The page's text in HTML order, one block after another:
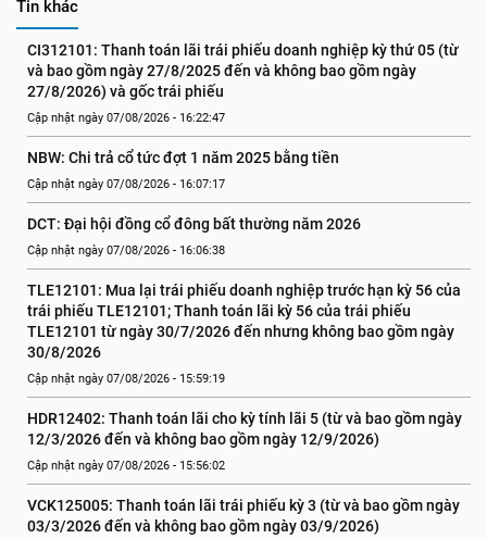
Tin khác
CI312101: Thanh toán lãi trái phiếu doanh nghiệp kỳ thứ 05 (từ
và bao gồm ngày 27/8/2025 đến và không bao gồm ngày
27/8/2026) và gốc trái phiếu
Cập nhật ngày 07/08/2026 - 16:22:47
NBW: Chi trả cổ tức đợt 1 năm 2025 bằng tiền
Cập nhật ngày 07/08/2026 - 16:07:17
DCT: Đại hội đồng cổ đông bất thường năm 2026
Cập nhật ngày 07/08/2026 - 16:06:38
TLE12101: Mua lại trái phiếu doanh nghiệp trước hạn kỳ 56 của
trái phiếu TLE12101; Thanh toán lãi kỳ 56 của trái phiếu
TLE12101 từ ngày 30/7/2026 đến nhưng không bao gồm ngày
30/8/2026
Cập nhật ngày 07/08/2026 - 15:59:19
HDR12402: Thanh toán lãi cho kỳ tính lãi 5 (từ và bao gồm ngày
12/3/2026 đến và không bao gồm ngày 12/9/2026)
Cập nhật ngày 07/08/2026 - 15:56:02
VCK125005: Thanh toán lãi trái phiếu kỳ 3 (từ và bao gồm ngày
03/3/2026 đến và không bao gồm ngày 03/9/2026)